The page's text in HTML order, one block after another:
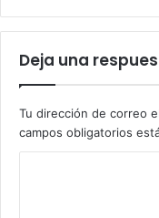
Deja una
Tu dirección de correo
campos obligatorios